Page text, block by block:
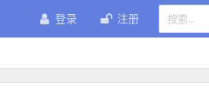
登录 注册